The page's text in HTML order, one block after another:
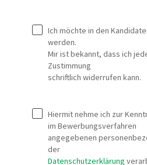
Ich möchte in den
werden.
Mir ist bekannt, dass ich
Zustimmung
schriftlich widerrufen kann.
Hiermit nehme ich zur
im Bewerbungsverfahren
angegebenen
der
Datenschutzerklärung